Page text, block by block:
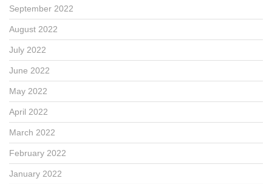
September 2022
August 2022
July 2022
June 2022
May 2022
April 2022
March 2022
February 2022
January 2022